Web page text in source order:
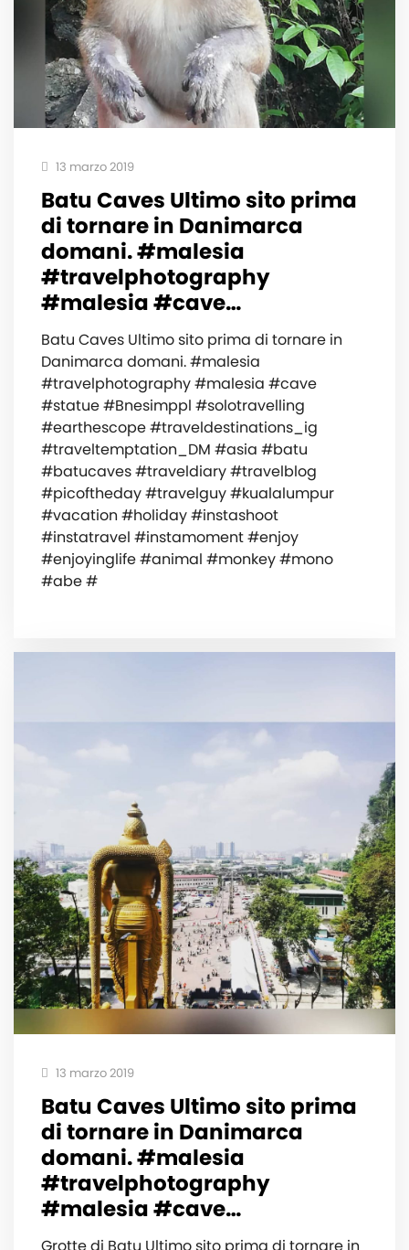
13 marzo 2019
Batu Caves Ultimo sito prima
di tornare in Danimarca
domani. #malesia
#travelphotography
#malesia #cave…
Batu Caves Ultimo sito prima di tornare in
Danimarca domani. #malesia
#travelphotography #malesia #cave
#statue #Bnesimppl #solotravelling
#earthescope #traveldestinations_ig
#traveltemptation_DM #asia #batu
#batucaves #traveldiary #travelblog
#picoftheday #travelguy #kualalumpur
#vacation #holiday #instashoot
#instatravel #instamoment #enjoy
#enjoyinglife #animal #monkey #mono
#abe #
13 marzo 2019
Batu Caves Ultimo sito prima
di tornare in Danimarca
domani. #malesia
#travelphotography
#malesia #cave…